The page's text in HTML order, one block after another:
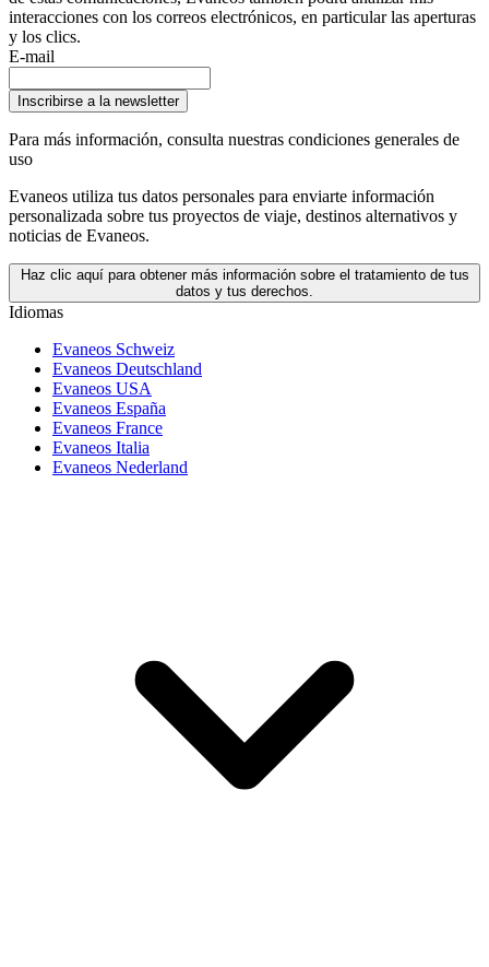
interacciones con los correos electrónicos, en particular las aperturas
y los clics.
E-mail
Inscribirse a la newsletter
Para más información, consulta nuestras condiciones generales de
uso
Evaneos utiliza tus datos personales para enviarte información
personalizada sobre tus proyectos de viaje, destinos alternativos y
noticias de Evaneos.
Haz clic aquí para obtener más información sobre el tratamiento de tus
datos y tus derechos.
Idiomas
Evaneos Schweiz
Evaneos Deutschland
Evaneos USA
Evaneos España
Evaneos France
Evaneos Italia
Evaneos Nederland